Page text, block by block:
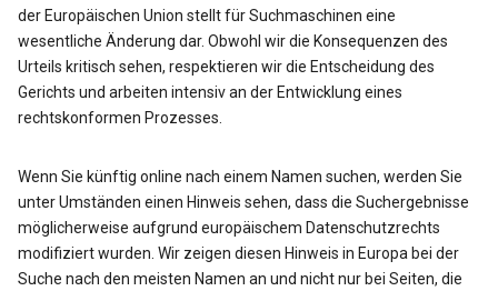
der Europäischen Union stellt für Suchmaschinen eine
wesentliche Änderung dar. Obwohl wir die Konsequenzen des
Urteils kritisch sehen, respektieren wir die Entscheidung des
Gerichts und arbeiten intensiv an der Entwicklung eines
rechtskonformen Prozesses.
Wenn Sie künftig online nach einem Namen suchen, werden Sie
unter Umständen einen Hinweis sehen, dass die Suchergebnisse
möglicherweise aufgrund europäischem Datenschutzrechts
modifiziert wurden. Wir zeigen diesen Hinweis in Europa bei der
Suche nach den meisten Namen an und nicht nur bei Seiten, die